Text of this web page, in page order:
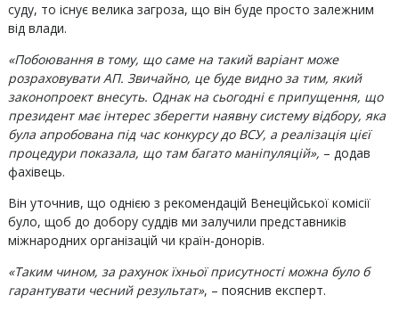
суду, то існує велика загроза, що він буде просто залежним
від влади.
«Побоювання в тому, що саме на такий варіант може
розраховувати АП. Звичайно, це буде видно за тим, який
законопроект внесуть. Однак на сьогодні є припущення, що
президент має інтерес зберегти наявну систему відбору, яка
була апробована під час конкурсу до ВСУ, а реалізація цієї
процедури показала, що там багато маніпуляцій», – додав
фахівець.
Він уточнив, що однією з рекомендацій Венеційської комісії
було, щоб до добору суддів ми залучили представників
міжнародних організацій чи країн-донорів.
«Таким чином, за рахунок їхньої присутності можна було б
гарантувати чесний результат», – пояснив експерт.